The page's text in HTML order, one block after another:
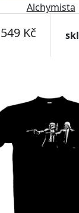
Alchymista
549 Kč